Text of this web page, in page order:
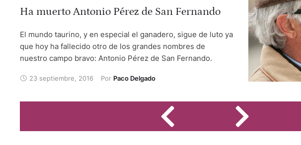
Ha muerto Antonio Pérez de San Fernando
El mundo taurino, y en especial el ganadero, sigue de luto ya
que hoy ha fallecido otro de los grandes nombres de
nuestro campo bravo: Antonio Pérez de San Fernando.
23 septiembre, 2016 Por Paco Delgado